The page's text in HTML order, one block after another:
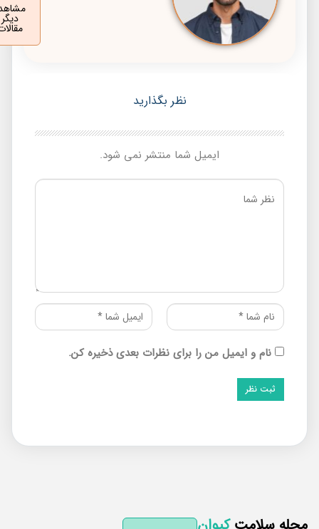
مشاهده
مقالات
نظر بگذارید
ایمیل شما منتشر نمی شود.
نام و ایمیل من را برای نظرات بعدی ذخیره کن.